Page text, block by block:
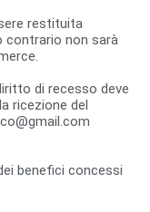
restituita
contrario non sarà
di recesso deve
ricezione del
benefici concessi